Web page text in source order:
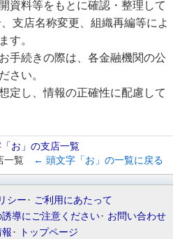
資料等をもとに確認・整理して
支店名称変更、組織再編等によ
す。
手続きの際は、各金融機関の公
さい。
定し、情報の正確性に配慮して
お」の支店一覧
一覧
← 頭文字「お」の一覧に戻る
シー
ご利用にあたって
導にご注意ください
お問い合わせ
トップページ